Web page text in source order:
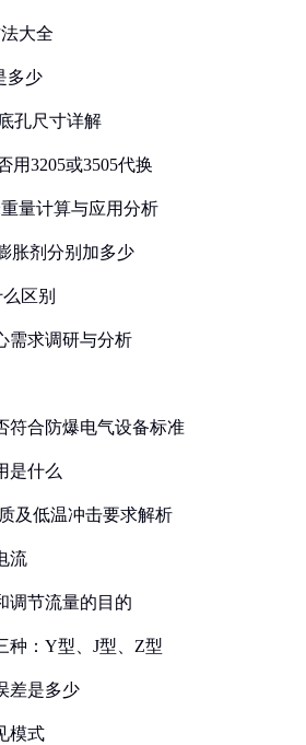
大全
多少
孔尺寸详解
用3205或3505代换
量计算与应用分析
胀剂分别加多少
区别
需求调研与分析
符合防爆电气设备标准
是什么
及低温冲击要求解析
流
调节流量的目的
种：Y型、J型、Z型
差是多少
模式